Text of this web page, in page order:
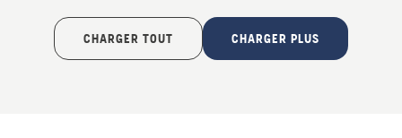
CHARGER TOUT CHARGER PLUS